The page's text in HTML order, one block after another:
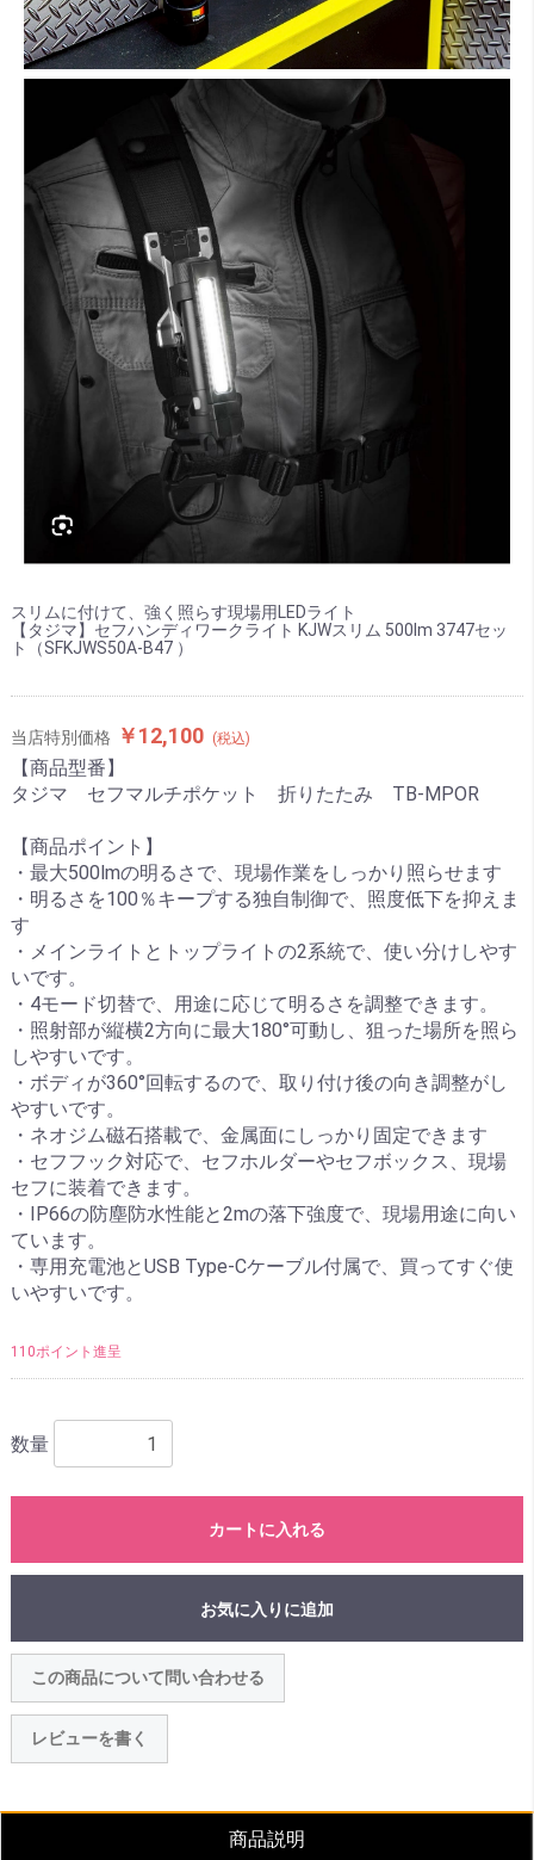
スリムに付けて、強く照らす現場用LEDライト
【タジマ】セフハンディワークライト KJWスリム 500lm 3747セッ
ト（SFKJWS50A-B47 ）
当店特別価格 ￥12,100 (税込)
【商品型番】
タジマ セフマルチポケット 折りたたみ TB-MPOR
【商品ポイント】
・最大500lmの明るさで、現場作業をしっかり照らせます
・明るさを100％キープする独自制御で、照度低下を抑えま
す
・メインライトとトップライトの2系統で、使い分けしやす
いです。
・4モード切替で、用途に応じて明るさを調整できます。
・照射部が縦横2方向に最大180°可動し、狙った場所を照ら
しやすいです。
・ボディが360°回転するので、取り付け後の向き調整がし
やすいです。
・ネオジム磁石搭載で、金属面にしっかり固定できます
・セフフック対応で、セフホルダーやセフボックス、現場
セフに装着できます。
・IP66の防塵防水性能と2mの落下強度で、現場用途に向い
ています。
・専用充電池とUSB Type-Cケーブル付属で、買ってすぐ使
いやすいです。
110ポイント進呈
数量
カートに入れる
お気に入りに追加
この商品について問い合わせる
レビューを書く
商品説明